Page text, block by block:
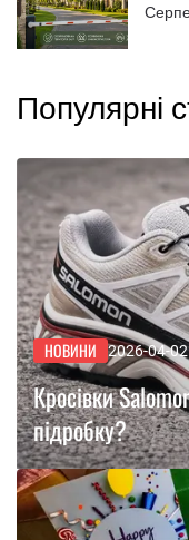
Популярні
НОВИНИ 2026-04-02
Кросівки
підробку?